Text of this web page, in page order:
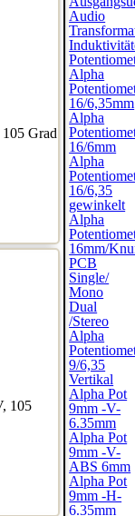
Grad
105
Audio
Alpha
16/6,35mm
Alpha
16/6mm
Alpha
16/6,35
gewinkelt
Alpha
16mm/
PCB
Single/
Mono
Dual
/Stereo
Alpha
9/6,35
Vertikal
Alpha Pot
9mm -V-
6.35mm
Alpha Pot
9mm -V-
ABS 6mm
Alpha Pot
9mm -H-
6.35mm